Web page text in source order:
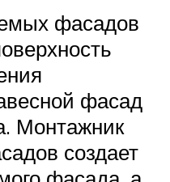
фасадов
фасад
Монтажник
создает